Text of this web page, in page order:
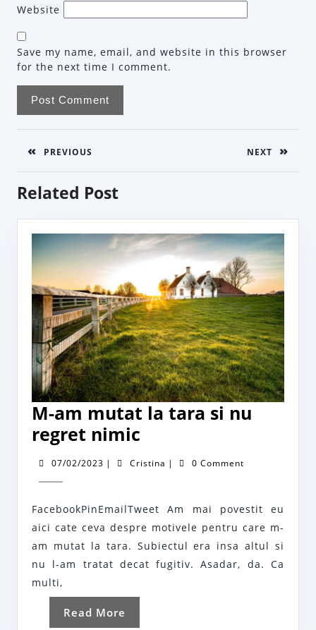
Website
Save my name, email, and website in this browser
for the next time I comment.
Post
navigation
PREVIOUS
post:
NEXT
Related Post
M-am mutat la tara si nu
regret nimic
am
mutat
tara
si
nu
07/02/2023 07/02/2023
| Cristina Cristina
| 0 Comment
FacebookPinEmailTweet Am mai povestit eu
aici cate ceva despre motivele pentru care m-
am mutat la tara. Subiectul era insa altul si
nu l-am tratat decat fugitiv. Asadar, da. Ca
multi,
Read More
More